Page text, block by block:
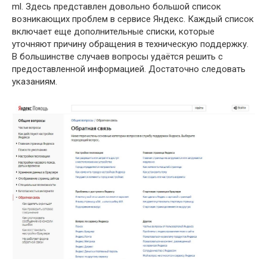
ml. Здесь представлен довольно большой список
возникающих проблем в сервисе Яндекс. Каждый список
включает еще дополнительные списки, которые
уточняют причину обращения в техническую поддержку.
В большинстве случаев вопросы удаётся решить с
предоставленной информацией. Достаточно следовать
указаниям.